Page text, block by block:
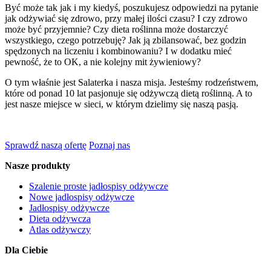
Być może tak jak i my kiedyś, poszukujesz odpowiedzi na pytanie
jak odżywiać się zdrowo, przy małej ilości czasu? I czy zdrowo
może być przyjemnie? Czy dieta roślinna może dostarczyć
wszystkiego, czego potrzebuję? Jak ją zbilansować, bez godzin
spędzonych na liczeniu i kombinowaniu? I w dodatku mieć
pewność, że to OK, a nie kolejny mit żywieniowy?
O tym właśnie jest Salaterka i nasza misja. Jesteśmy rodzeństwem,
które od ponad 10 lat pasjonuje się odżywczą dietą roślinną. A to
jest nasze miejsce w sieci, w którym dzielimy się naszą pasją.
Sprawdź naszą ofertę Poznaj nas
Nasze produkty
Szalenie proste jadłospisy odżywcze
Nowe jadłospisy odżywcze
Jadłospisy odżywcze
Dieta odżywcza
Atlas odżywczy
Dla Ciebie